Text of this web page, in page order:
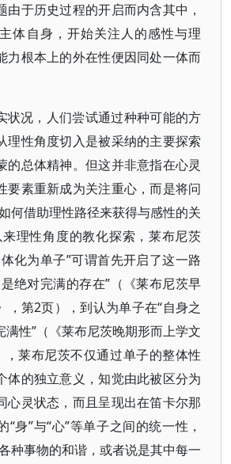
由于历史过程的开启而内含其中，
体自身，开始关注人的感性与理
力根本上的外在性便因同处一体而
状况，人们尝试通过种种可能的方
理性角度切入是被采纳的主要探索
的总体精神。但这并非意指在心灵
要素重新成为关注重心，而是将问
何借助理性路径来获得与感性的关
理性角度的教化探索，莱布尼茨
化为单子”可谓首先开启了这一路
绝对完满的存在”（《莱布尼茨早
，第2页），到认为单子在“自身之
满性”（《莱布尼茨晚期形而上学文
莱布尼茨不仅通过单子的整体性
体的独立意义，知觉由此被区分为
心灵状态，而且呈现出在笛卡尔那
“身”与“心”等单子之间的统一性，
种事物的和谐，或者说是其中每一